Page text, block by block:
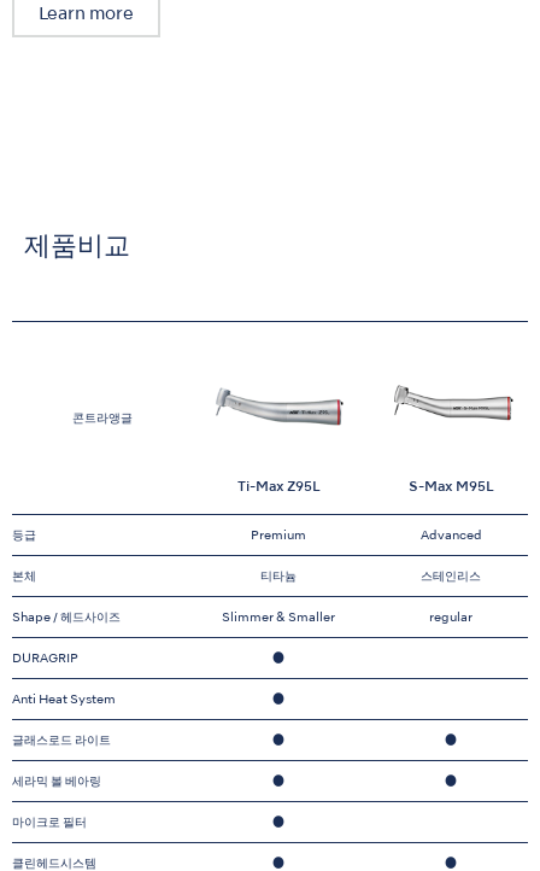
Learn more
제품비교
콘트라앵글
등급
본체
Shape / 헤드사이즈
DURAGRIP
Anti Heat System
글래스로드 라이트
세라믹 볼 베아링
마이크로 필터
클린헤드시스템
Ti-Max Z95L
Premium
티타늄
Slimmer & Smaller
●
●
●
●
●
●
S-Max M95L
Advanced
스테인리스
regular
●
●
●